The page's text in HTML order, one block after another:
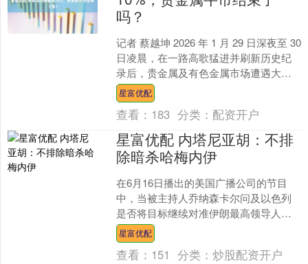
吗？
记者 蔡越坤 2026 年 1 月 29 日深夜至 30
日凌晨，在一路高歌猛进并刷新历史纪
录后，贵金属及有色金属市场遭遇大规
模获利了结，出现史诗级暴跌。 其中....
星富优配
查看： 183 分类： 配资开户
星富优配 内塔尼亚胡：不排
除暗杀哈梅内伊
在6月16日播出的美国广播公司的节目
中，当被主持人乔纳森卡尔问及以色列
是否将目标继续对准伊朗最高领导人哈
梅内伊时星富优配，以色列总理内塔尼
亚胡表示，“我们会做需....
星富优配
查看： 151 分类：炒股配资开户